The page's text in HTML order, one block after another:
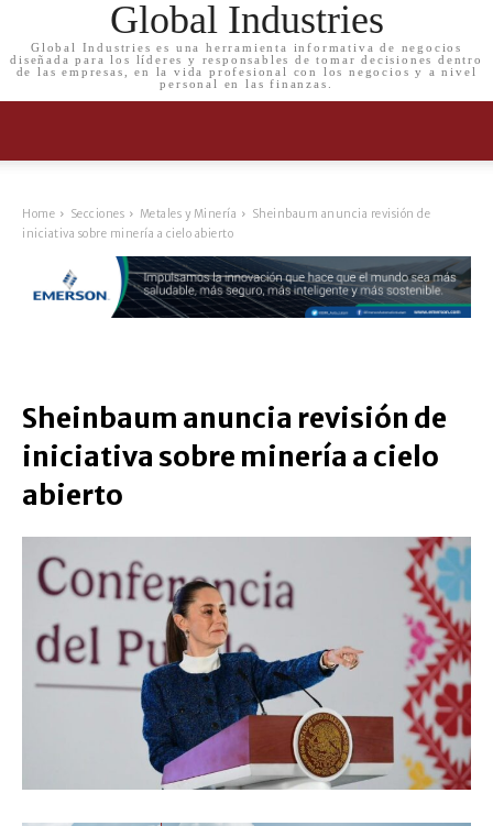
Global Industries
Global Industries es una herramienta informativa de negocios
diseñada para los líderes y responsables de tomar decisiones dentro
de las empresas, en la vida profesional con los negocios y a nivel
personal en las finanzas.
Home Secciones Metales y Minería
Sheinbaum anuncia revisión de
iniciativa sobre minería a cielo abierto
Sheinbaum anuncia revisión de
iniciativa sobre minería a cielo
abierto